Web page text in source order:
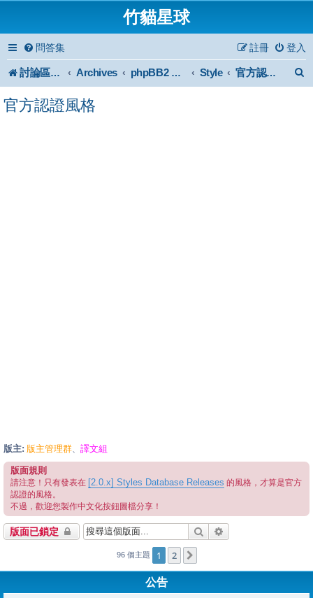
竹貓星球
問答集 登入
註冊
討論區首頁 Archives phpBB2 Forum Archive Style 官方認證風格
官方認證風格
版主: 版主管理群、 譯文組
版面規則
請注意！只有發表在 [2.0.x] Styles Database Releases 的風格，才算是官方
認證的風格。
不過，歡迎您製作中文化按鈕圖檔分享！
版面已鎖定 搜尋
96 個主題 1 2
公告